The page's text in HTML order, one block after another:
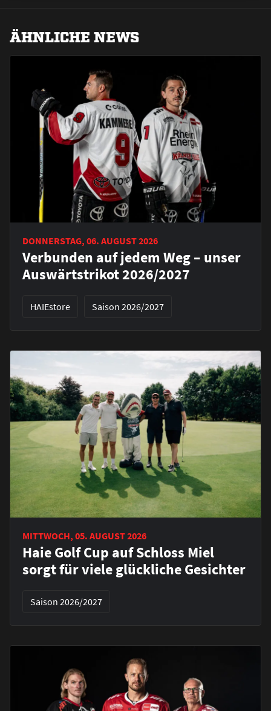
ÄHNLICHE NEWS
DONNERSTAG, 06. AUGUST 2026
Verbunden auf jedem Weg – unser
Auswärtstrikot 2026/2027
HAIEstore Saison 2026/2027
MITTWOCH, 05. AUGUST 2026
Haie Golf Cup auf Schloss Miel
sorgt für viele glückliche Gesichter
Saison 2026/2027